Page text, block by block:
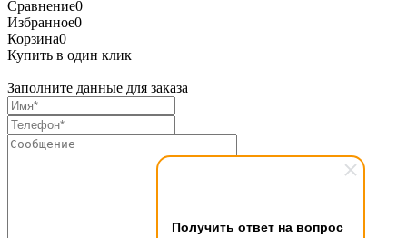
Получить ответ на вопрос
Сравнение0
Избранное0
Корзина0
Купить в один клик
Заполните данные для заказа